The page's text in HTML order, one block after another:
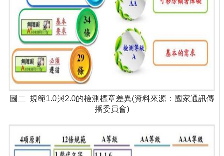
圖二 規範1.0與2.0的檢測標章差異(資料來源：國家通訊傳
播委員會)